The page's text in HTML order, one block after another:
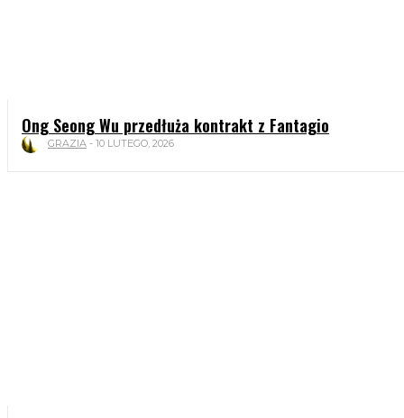
Ong Seong Wu przedłuża kontrakt z Fantagio
GRAZIA - 10 LUTEGO, 2026